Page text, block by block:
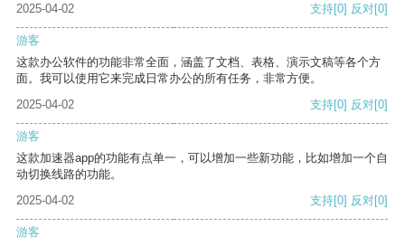
2025-04-02 支持[0] 反对[0]
游客
这款办公软件的功能非常全面，涵盖了文档、表格、演示文稿等各个方
面。我可以使用它来完成日常办公的所有任务，非常方便。
2025-04-02
支持[0] 反对[0]
游客
这款加速器app的功能有点单一，可以增加一些新功能，比如增加一个自
动切换线路的功能。
2025-04-02
支持[0] 反对[0]
游客